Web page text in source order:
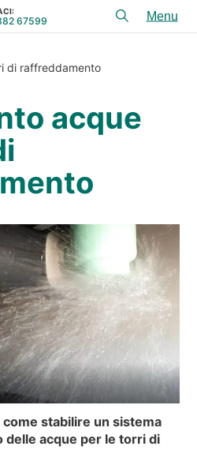
67599
menu
di raffreddamento
acque
come stabilire un sistema
acque per le torri di